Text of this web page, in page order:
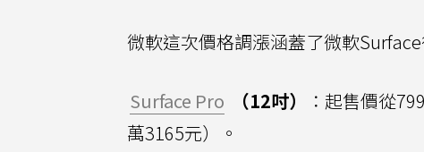
微軟這次價格調漲涵蓋了微軟
Surface Pro （12吋）
：起售價從
萬3165元）。